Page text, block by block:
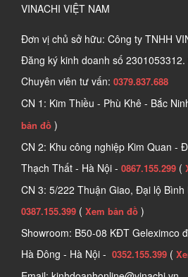
VINACHI VIỆT NAM
Đơn vị chủ sở hữu: Công ty TNHH
Đăng ký kinh doanh số
Chuyên viên tư vấn: 0379.837.688
CN 1: Kim Thiều - Phù Khê - Bắc
bản đồ )
CN 2: Khu công nghiệp Kim Quan -
Thạch Thất - Hà Nội - 0867.155.299 (
CN 3: 5/222 Thuận Giao, Đại lộ
0387.155.399 ( Xem bản đồ )
Showroom: B50-08 KĐT Geleximco
Hà Đông - Hà Nội - 0352.155.399 (